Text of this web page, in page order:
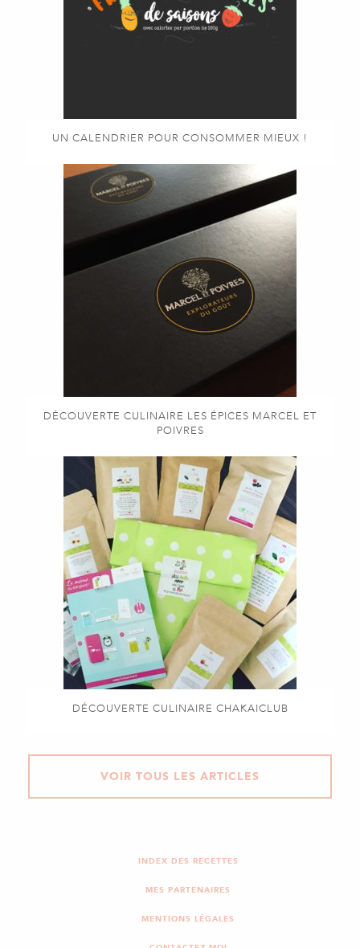
UN CALENDRIER POUR CONSOMMER MIEUX !
DÉCOUVERTE CULINAIRE LES ÉPICES MARCEL ET
POIVRES
DÉCOUVERTE CULINAIRE CHAKAICLUB
VOIR TOUS LES ARTICLES
INDEX DES RECETTES
MES PARTENAIRES
MENTIONS LÉGALES